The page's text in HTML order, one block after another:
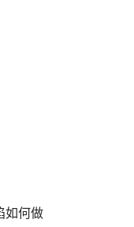
如何做